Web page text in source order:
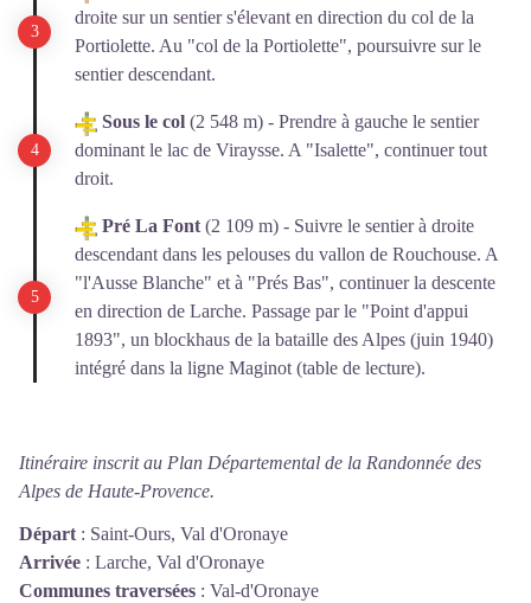
droite sur un sentier s'élevant en direction du col de la
Portiolette. Au "col de la Portiolette", poursuivre sur le
sentier descendant.
Sous le col (2 548 m) - Prendre à gauche le sentier
dominant le lac de Viraysse. A "Isalette", continuer tout
droit.
Pré La Font (2 109 m) - Suivre le sentier à droite
descendant dans les pelouses du vallon de Rouchouse. A
"l'Ausse Blanche" et à "Prés Bas", continuer la descente
en direction de Larche. Passage par le "Point d'appui
1893", un blockhaus de la bataille des Alpes (juin 1940)
intégré dans la ligne Maginot (table de lecture).
Itinéraire inscrit au Plan Départemental de la Randonnée des
Alpes de Haute-Provence.
Départ : Saint-Ours, Val d'Oronaye
Arrivée : Larche, Val d'Oronaye
Communes traversées : Val-d'Oronaye